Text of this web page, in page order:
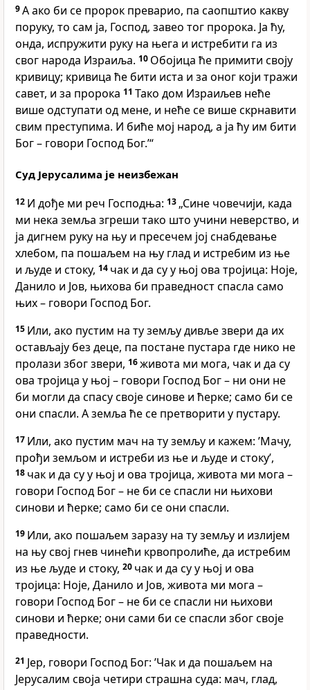
9А ако би се пророк преварио, па саопштио какву
поруку, то сам ја, Господ, завео тог пророка. Ја ћу,
онда, испружити руку на њега и истребити га из
свог народа Израиља. 10 Обојица ће примити своју
кривицу; кривица ће бити иста и за оног који тражи
савет, и за пророка 11 Тако дом Израиљев неће
више одступати од мене, и неће се више скрнавити
свим преступима. И биће мој народ, а ја ћу им бити
Бог – говори Господ Бог.’“
Суд Јерусалима је неизбежан
12 И дође ми реч Господња: 13 „Сине човечији, када
ми нека земља згреши тако што учини неверство, и
ја дигнем руку на њу и пресечем јој снабдевање
хлебом, па пошаљем на њу глад и истребим из ње
и људе и стоку, 14 чак и да су у њој ова тројица: Ноје,
Данило и Јов, њихова би праведност спасла само
њих – говори Господ Бог.
15 Или, ако пустим на ту земљу дивље звери да их
остављају без деце, па постане пустара где нико не
пролази због звери, 16живота ми мога, чак и да су
ова тројица у њој – говори Господ Бог – ни они не
би могли да спасу своје синове и ћерке; само би се
они спасли. А земља ће се претворити у пустару.
17 Или, ако пустим мач на ту земљу и кажем: ’Мачу,
прођи земљом и истреби из ње и људе и стоку’,
18 чак и да су у њој и ова тројица, живота ми мога –
говори Господ Бог – не би се спасли ни њихови
синови и ћерке; само би се они спасли.
19 Или, ако пошаљем заразу на ту земљу и излијем
на њу свој гнев чинећи крвопролиће, да истребим
из ње људе и стоку, 20 чак и да су у њој и ова
тројица: Ноје, Данило и Јов, живота ми мога –
говори Господ Бог – не би се спасли ни њихови
синови и ћерке; они сами би се спасли због своје
праведности.
21 Јер, говори Господ Бог: ’Чак и да пошаљем на
Јерусалим своја четири страшна суда: мач, глад,